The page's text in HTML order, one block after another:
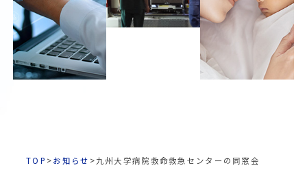
TOP >お知らせ >九州大学病院救命救急センターの同窓会